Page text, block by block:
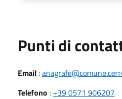
Punti di
Email :
Telefono : +39 0571 906207